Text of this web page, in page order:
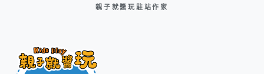
親子就醬玩駐站作家